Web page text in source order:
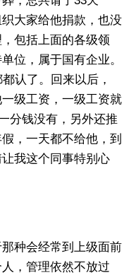
大家给他捐款，也没
包括上面的各级领
位，属于国有企业。
认了。回来以后，
级工资，一级工资就
分钱没有，另外还推
，一天都不给他，到
我这个同事特别心
种会经常到上级面前
，管理依然不放过